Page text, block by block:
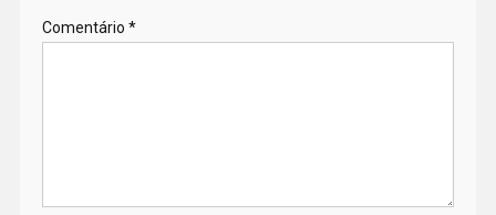
Comentário *